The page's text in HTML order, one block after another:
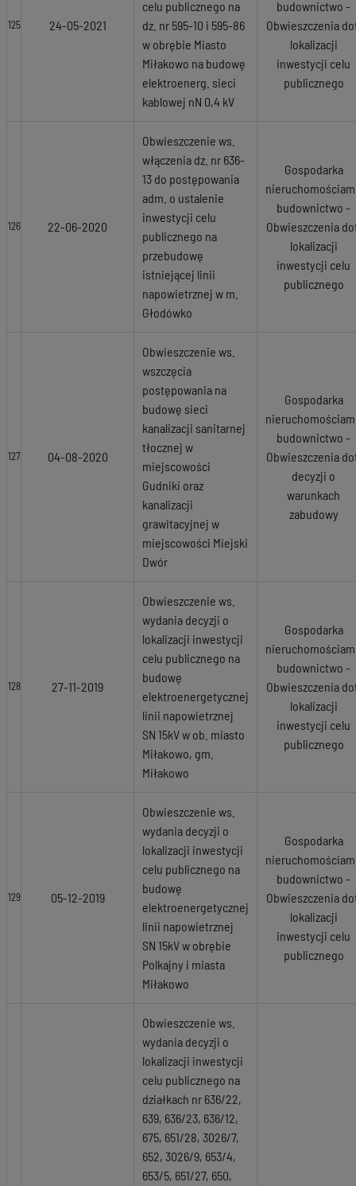
125 24-05-2021
celu publicznego na
dz. nr 595-10 i 595-86
w obrębie Miasto
Miłakowo na budowę
elektroenerg. sieci
kablowej nN 0,4 kV
budownictwo -
Obwieszczenia
lokalizacji
inwestycji celu
publicznego
126 22-06-2020
Obwieszczenie ws.
włączenia dz. nr 636-
13 do postępowania
adm. o ustalenie
inwestycji celu
publicznego na
przebudowę
istniejącej linii
napowietrznej w m.
Głodówko
Gospodarka
budownictwo -
Obwieszczenia
lokalizacji
inwestycji celu
publicznego
127 04-08-2020
Obwieszczenie ws.
wszczęcia
postępowania na
budowę sieci
kanalizacji sanitarnej
tłocznej w
miejscowości
Gudniki oraz
kanalizacji
grawitacyjnej w
miejscowości Miejski
Dwór
Gospodarka
budownictwo -
Obwieszczenia
decyzji o
warunkach
zabudowy
128 27-11-2019
Obwieszczenie ws.
wydania decyzji o
lokalizacji inwestycji
celu publicznego na
budowę
elektroenergetycznej
linii napowietrznej
SN 15kV w ob. miasto
Miłakowo, gm.
Miłakowo
Gospodarka
budownictwo -
Obwieszczenia
lokalizacji
inwestycji celu
publicznego
129 05-12-2019
Obwieszczenie ws.
wydania decyzji o
lokalizacji inwestycji
celu publicznego na
budowę
elektroenergetycznej
linii napowietrznej
SN 15kV w obrębie
Polkajny i miasta
Miłakowo
Gospodarka
budownictwo -
Obwieszczenia
lokalizacji
inwestycji celu
publicznego
Obwieszczenie ws.
wydania decyzji o
lokalizacji inwestycji
celu publicznego na
działkach nr 636/22,
639, 636/23, 636/12,
675, 651/28, 3026/7,
652, 3026/9, 653/4,
653/5, 651/27, 650,